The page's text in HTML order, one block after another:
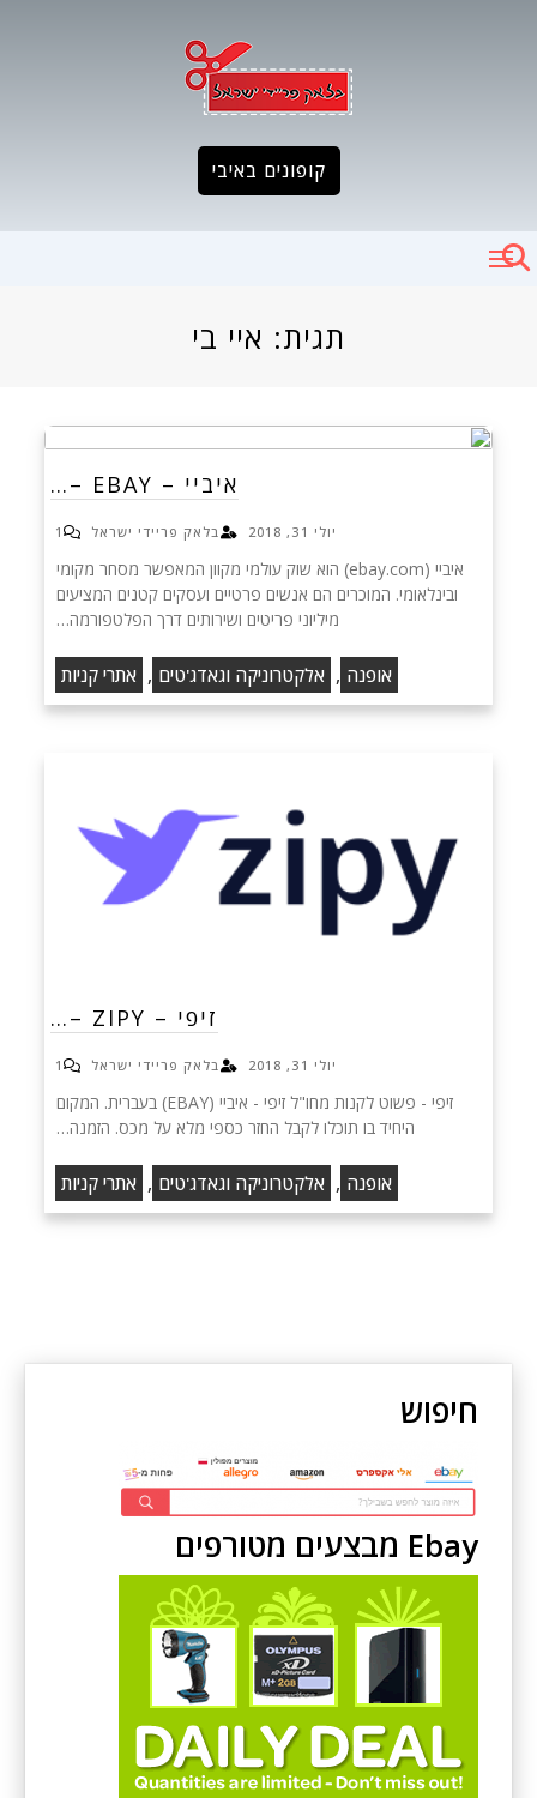
קופונים באיבי
תגית: איי בי
איביי – EBAY –…
יולי 31, 2018 בלאק פריידי ישראל 1
איביי (ebay.com) הוא שוק עולמי מקוון המאפשר מסחר מקומי
ובינלאומי. המוכרים הם אנשים פרטיים ועסקים קטנים המציעים
מיליוני פריטים ושירותים דרך הפלטפורמה…
אופנה , אלקטרוניקה וגאדג'טים , אתרי קניות
זיפי – ZIPY –…
יולי 31, 2018 בלאק פריידי ישראל 1
זיפי - פשוט לקנות מחו"ל זיפי - איביי (EBAY) בעברית. המקום
היחיד בו תוכלו לקבל החזר כספי מלא על מכס. הזמנה…
אופנה , אלקטרוניקה וגאדג'טים , אתרי קניות
חיפוש
Ebay מבצעים מטורפים